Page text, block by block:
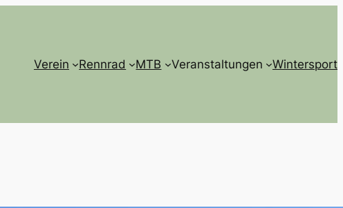
Verein Rennrad MTB Veranstaltungen Wintersport